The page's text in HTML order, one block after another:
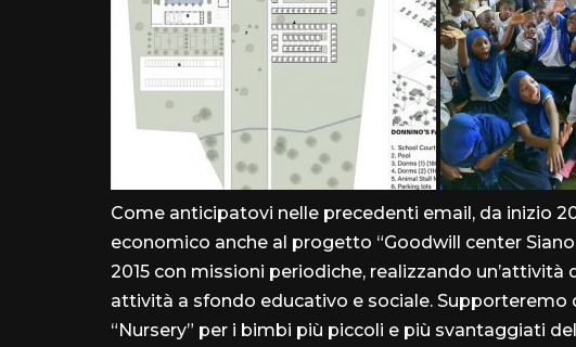
Come anticipatovi nelle precedenti email, da inizio
economico anche al progetto “Goodwill center
2015 con missioni periodiche, realizzando
attività a sfondo educativo e sociale.
“Nursery” per i bimbi più piccoli e più svantaggiati